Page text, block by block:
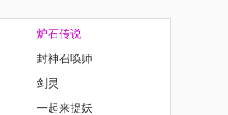
前天21:06
客村地铁扣一室一厅
炉石传说
封神召唤师
剑灵
一起来捉妖